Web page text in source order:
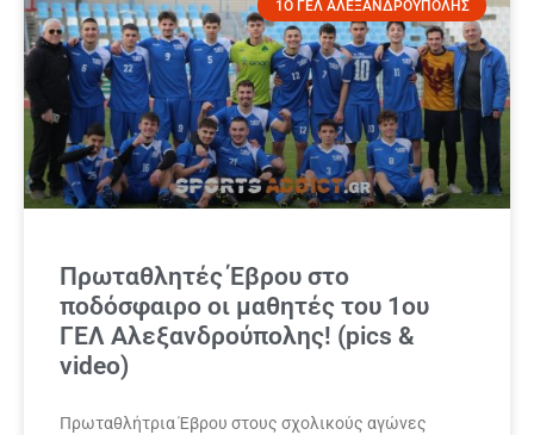
1Ο ΓΕΛ ΑΛΕΞΑΝΔΡΟΥΠΟΛΗΣ
Πρωταθλητές Έβρου στο
ποδόσφαιρο οι μαθητές του 1ου
ΓΕΛ Αλεξανδρούπολης! (pics &
video)
Πρωταθλήτρια Έβρου στους σχολικούς αγώνες